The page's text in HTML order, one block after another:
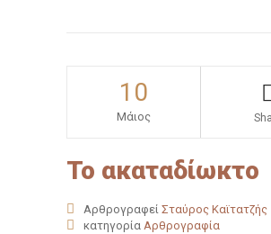
10
Μάιος
Το ακαταδίωκτο
Αρθρογραφεί Σταύρος Καϊτατζής
κατηγορία Αρθρογραφία